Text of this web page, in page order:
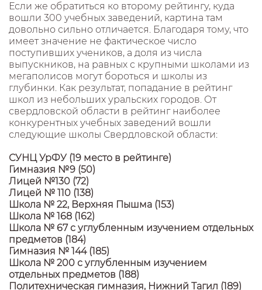
Если же обратиться ко второму рейтингу, куда
вошли 300 учебных заведений, картина там
довольно сильно отличается. Благодаря тому, что
имеет значение не фактическое число
поступивших учеников, а доля из числа
выпускников, на равных с крупными школами из
мегаполисов могут бороться и школы из
глубинки. Как результат, попадание в рейтинг
школ из небольших уральских городов. От
свердловской области в рейтинг наиболее
конкурентных учебных заведений вошли
следующие школы Свердловской области:
СУНЦ УрФУ (19 место в рейтинге)
Гимназия №9 (50)
Лицей №130 (72)
Лицей № 110 (138)
Школа № 22, Верхняя Пышма (153)
Школа № 168 (162)
Школа № 67 с углубленным изучением отдельных
предметов (184)
Гимназия № 144 (185)
Школа № 200 с углубленным изучением
отдельных предметов (188)
Политехническая гимназия, Нижний Тагил (189)